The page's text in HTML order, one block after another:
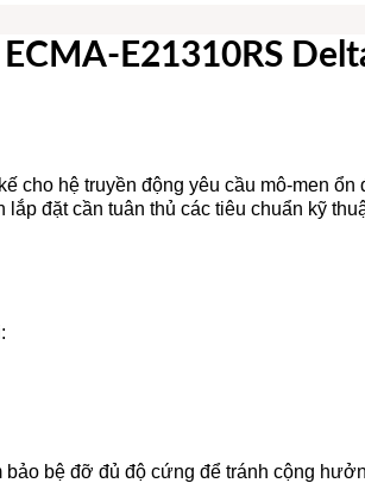
E21310RS
cho hệ truyền động yêu cầu mô-men ổn
đặt cần tuân thủ các tiêu chuẩn kỹ
bệ đỡ đủ độ cứng để tránh cộng